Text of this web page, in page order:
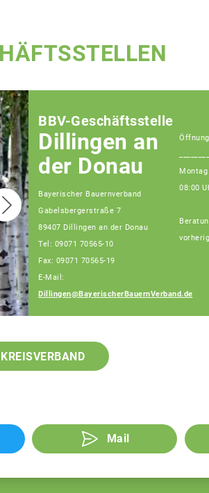
Fachberaterin
BBV-Geschäftsstelle
Dillingen an
der Donau
Bayerischer Bauernverband
Gabelsbergerstraße 7
89407 Dillingen an der Donau
Tel: 09071 70565-10
Fax: 09071 70565-19
E-Mail:
Dillingen@BayerischerBauernVerband.de
08:00
Mail